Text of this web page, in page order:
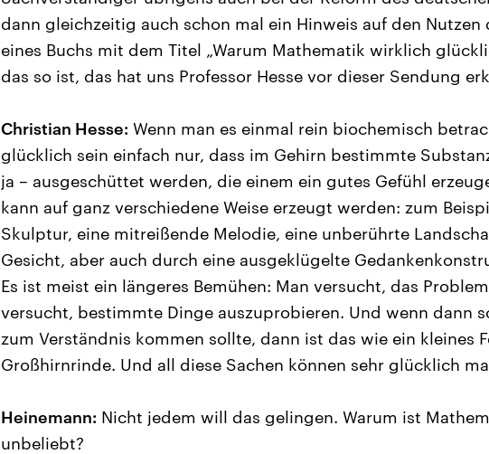
dann gleichzeitig auch schon mal ein Hinweis auf den Nutzen
eines Buchs mit dem Titel „Warum Mathematik wirklich
das so ist, das hat uns Professor Hesse vor dieser Sendung
Christian Hesse: Wenn man es einmal rein biochemisch
glücklich sein einfach nur, dass im Gehirn bestimmte
ja – ausgeschüttet werden, die einem ein gutes Gefühl
kann auf ganz verschiedene Weise erzeugt werden: zum
Skulptur, eine mitreißende Melodie, eine unberührte
Gesicht, aber auch durch eine ausgeklügelte
Es ist meist ein längeres Bemühen: Man versucht, das
versucht, bestimmte Dinge auszuprobieren. Und wenn dann
zum Verständnis kommen sollte, dann ist das wie ein kleines
Großhirnrinde. Und all diese Sachen können sehr glücklich
Heinemann: Nicht jedem will das gelingen. Warum ist
unbeliebt?